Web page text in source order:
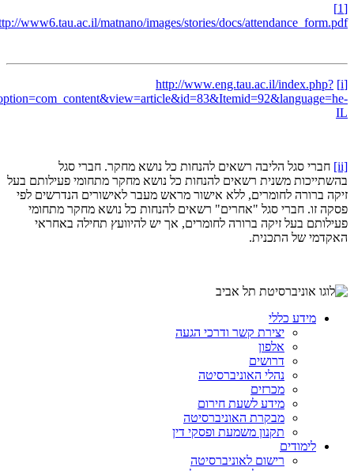
[1]
www6.tau.ac.il/matnano/images/stories/docs/attendance_form.pdf
[i]
http://www.eng.tau.ac.il/index.php?
IL
[ii] חברי סגל הליבה רשאים להנחות כל נושא מחקר. חברי סגל
בהשתייכות משנית רשאים להנחות כל נושא מחקר מתחומי פעילותם בעל
זיקה ברורה לחומרים, ללא אישור מראש מעבר לאישורים הנדרשים לפי
פסקה זו. חברי סגל "אחרים" רשאים להנחות כל נושא מחקר מתחומי
פעילותם בעל זיקה ברורה לחומרים, אך יש להיוועץ תחילה באחראי
האקדמי של התכנית.
מידע כללי
יצירת קשר ודרכי הגעה
אלפון
דרושים
נהלי האוניברסיטה
מכרזים
מידע לשעת חירום
מבקרת האוניברסיטה
תקנון משמעת ופסקי דין
לימודים
רישום לאוניברסיטה